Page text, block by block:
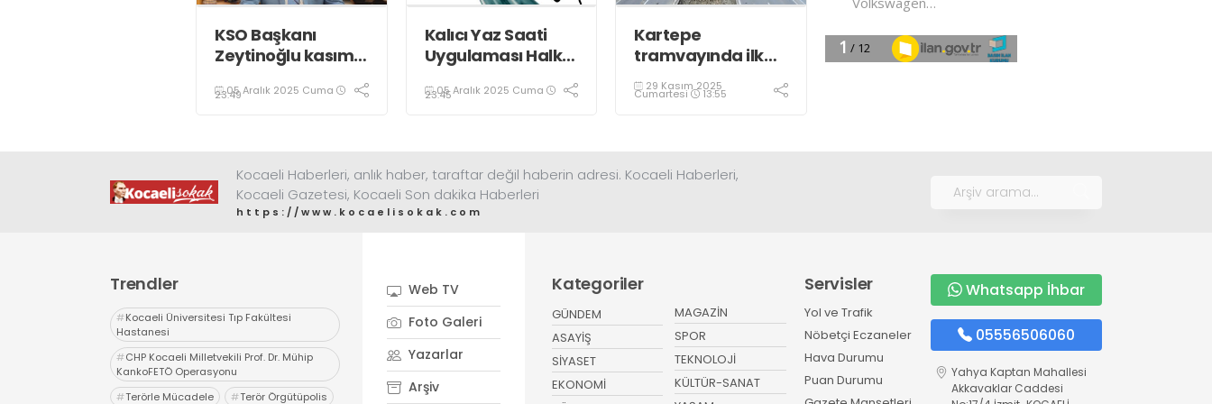
KSO Başkanı
Zeytinoğlu kasım
verilerini
05 Aralık 2025 Cuma
23:49
Kalıcı Yaz Saati
Uygulaması Halkın
Ediyor!
05 Aralık 2025 Cuma
23:45
Kartepe
tramvayında ilk
kepçe vuruldu
29 Kasım 2025
Cumartesi 13:55
Kocaeli Haberleri, anlık haber, taraftar değil haberin adresi. Kocaeli Haberleri,
Kocaeli Gazetesi, Kocaeli Son dakika Haberleri
https://www.kocaelisokak.com
Trendler
#Kocaeli Üniversitesi Tıp Fakültesi
Hastanesi
#CHP Kocaeli Milletvekili Prof. Dr. Mühip
KankoFETÖ Operasyonu
#Terörle Mücadele #Terör Örgütüpolis
Web TV
Foto Galeri
Yazarlar
Arşiv
Kategoriler
GÜNDEM
ASAYİŞ
SİYASET
EKONOMİ
MAGAZİN
SPOR
TEKNOLOJİ
KÜLTÜR-SANAT
Servisler
Yol ve Trafik
Nöbetçi Eczaneler
Hava Durumu
Puan Durumu
Whatsapp İhbar
05556506060
Yahya Kaptan Mahallesi
Akkavaklar Caddesi